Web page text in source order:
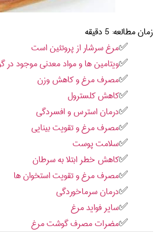
زمان مطالعه:5دقیقه
مرغ سرشار از پروتئین است
ویتامین ها و مواد معدنی موجود
مصرف مرغ و کاهش وزن
کاهش کلسترول
درمان استرس و افسردگی
مصرف مرغ و تقویت بینایی
سلامت پوست
کاهش خطر ابتلا به سرطان
مصرف مرغ و تقویت استخوان ها
درمان سرماخوردگی
سایر فواید مرغ
مضرات مصرف گوشت مرغ